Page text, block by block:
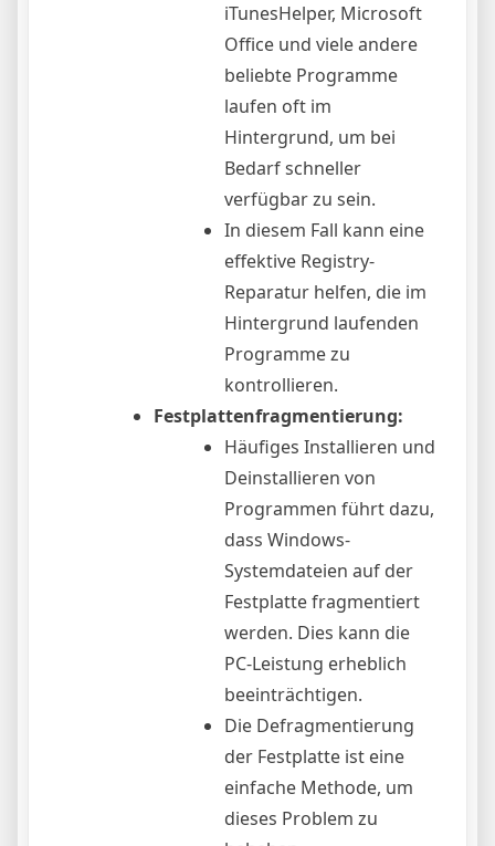
iTunesHelper, Microsoft
Office und viele andere
beliebte Programme
laufen oft im
Hintergrund, um bei
Bedarf schneller
verfügbar zu sein.
In diesem Fall kann eine
effektive Registry-
Reparatur helfen, die im
Hintergrund laufenden
Programme zu
kontrollieren.
Festplattenfragmentierung:
Häufiges Installieren und
Deinstallieren von
Programmen führt dazu,
dass Windows-
Systemdateien auf der
Festplatte fragmentiert
werden. Dies kann die
PC-Leistung erheblich
beeinträchtigen.
Die Defragmentierung
der Festplatte ist eine
einfache Methode, um
dieses Problem zu